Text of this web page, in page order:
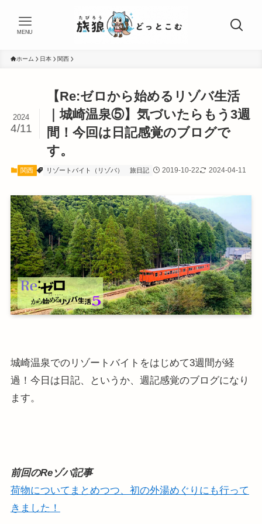
MENU
ホーム 日本 関西
【Re:ゼロから始めるリゾバ生活
｜城崎温泉⑤】気づいたらもう3週
間！今回は日記感覚のブログで
す。
2024
4/11
関西 リゾートバイト（リゾバ） 旅日記 2019-10-22 2024-04-11
城崎温泉でのリゾートバイトをはじめて3週間が経
過！今日は日記、というか、週記感覚のブログになり
ます。
前回のReゾバ記事
荷物についてまとめつつ、初の外湯めぐりにも行って
きました！